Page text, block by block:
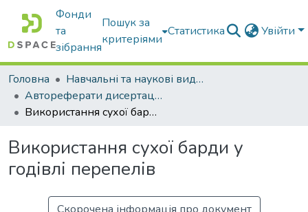
Фонди
та
зібрання
Пошук за
критеріями
Статистика Увійти
Головна
Навчальні та наукові видання
Автореферати дисертацій та дисертації
Використання сухої барди у годівлі перепелів
Використання сухої барди у
годівлі перепелів